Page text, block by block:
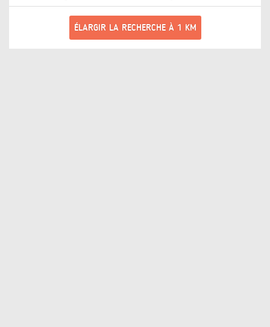
ÉLARGIR LA RECHERCHE À 1 KM